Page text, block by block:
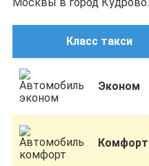
Класс такси
Эконом
Комфорт